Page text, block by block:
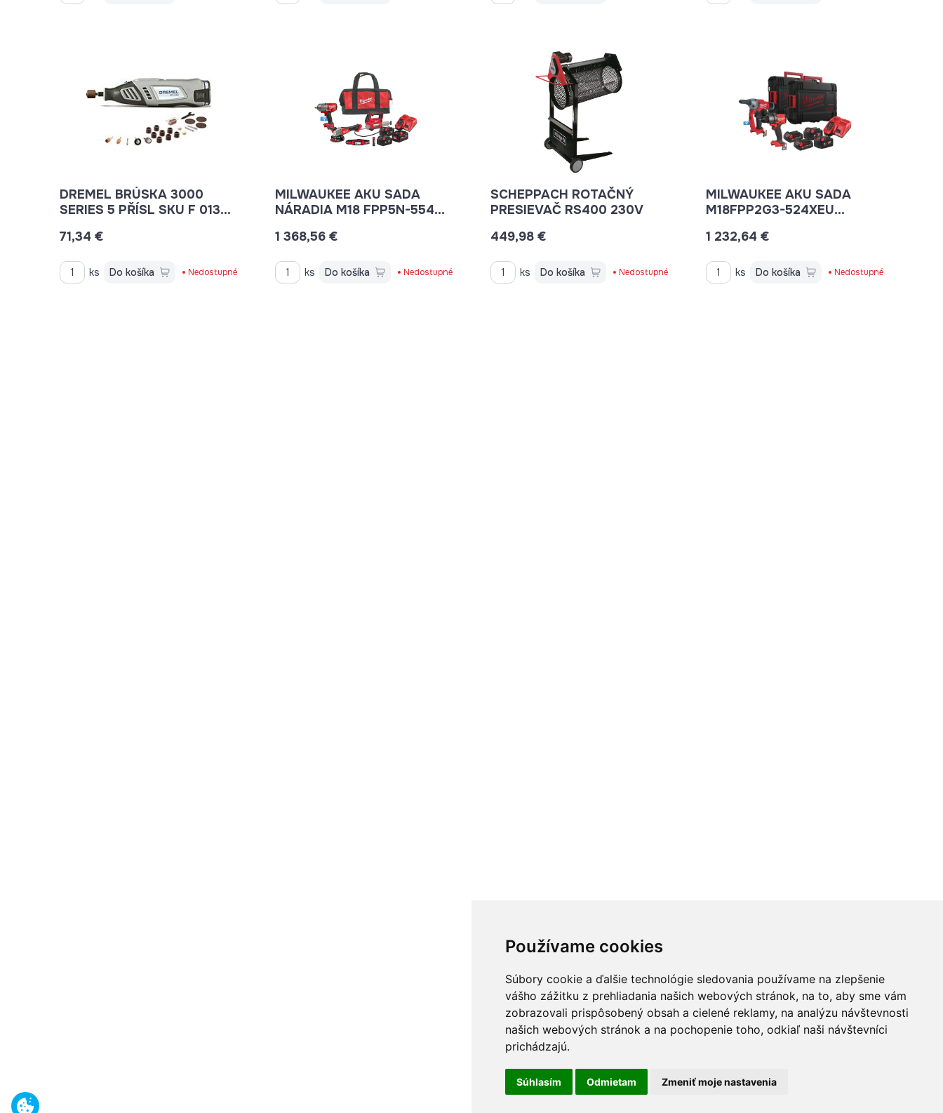
Používame cookies
Súbory cookie a ďalšie technológie sledovania používame na zlepšenie
vášho zážitku z prehliadania našich webových stránok, na to, aby sme vám
zobrazovali prispôsobený obsah a cielené reklamy, na analýzu návštevnosti
našich webových stránok a na pochopenie toho, odkiaľ naši návštevníci
prichádzajú.
Súhlasím Odmietam Zmeniť moje nastavenia
DREMEL BRÚSKA 3000
SERIES 5 PŘÍSL SKU F 013
71,34 €
ks Do košíka Nedostupné
MILWAUKEE AKU SADA
NÁRADIA M18 FPP5N-554B
1 368,56 €
ks Do košíka Nedostupné
SCHEPPACH ROTAČNÝ
PRESIEVAČ RS400 230V
449,98 €
ks Do košíka Nedostupné
MILWAUKEE AKU SADA
M18FPP2G3-524XEU
1 232,64 €
ks Do košíka Nedostupné